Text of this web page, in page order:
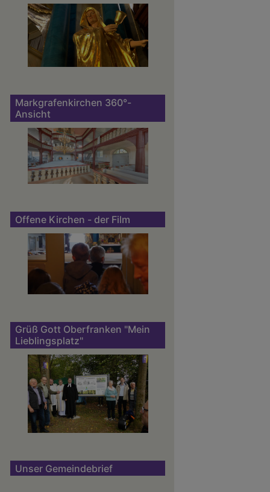
Markgrafenkirchen 360°-
Ansicht
Offene Kirchen - der Film
Grüß Gott Oberfranken "Mein
Lieblingsplatz"
Unser Gemeindebrief